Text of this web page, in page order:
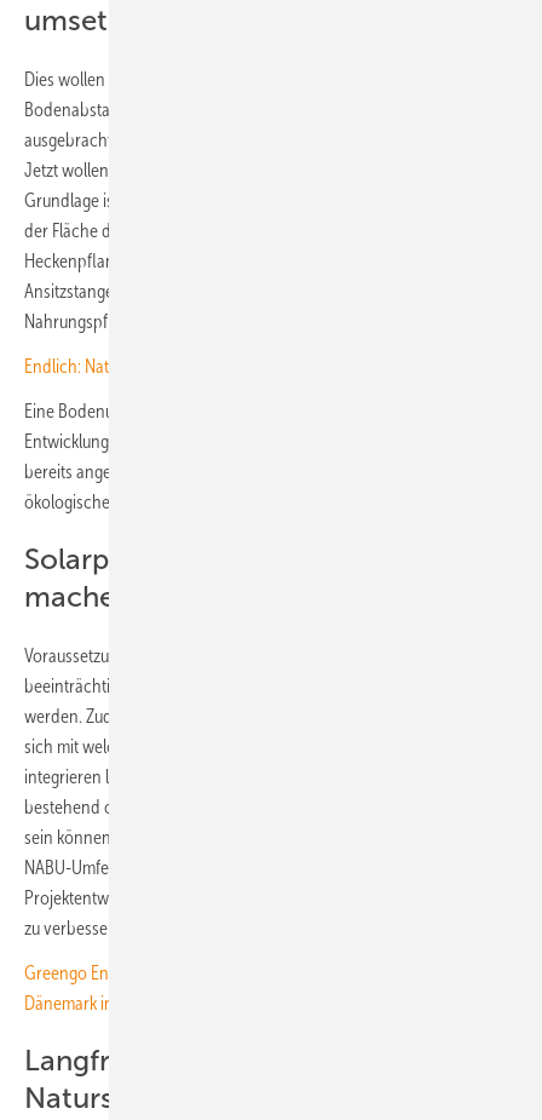
umsetzen
Dies wollen sie mit dem Projekt zeigen. So hat die Umzäunung einen
Bodenabstand für kleinere Tiere. Zudem wurde lokales Saatgut
ausgebracht und bei der Flächenpflege wird auf Herbizide verzichtet.
Jetzt wollen Naturstrom und der NABU aber noch nachbessern.
Grundlage ist die Kartierung und Erfassung von Flora und Fauna auf
der Fläche durch die NABU-Gliederung Weißwasser. Neben
Heckenpflanzungen planen NABU und Naturstrom derzeit auch
Ansitzstangen für Greifvögel und die Aussaat ansässiger
Nahrungspflanzen für heimische Insekten.
Endlich: Natur- und Klimaschutz rücken zusammen
Eine Bodenuntersuchung soll außerdem zeigen, welche
Entwicklungen vor Ort noch möglich sind. Nach einer Kartierung
bereits angesiedelter Tier- und Pflanzenarten ist die Umsetzung der
ökologischen Maßnahmen ab 2025 angesetzt.
Solarparks umweltfreundlicher
machen
Voraussetzung dabei ist, den Betrieb der Anlage nicht zu
beeinträchtigen. So sollen Verschattungen der Module vermieden
werden. Zudem erproben die Projektpartner, welche Maßnahmen
sich mit welchem Kostenaufwand in den Betrieb der Anlage
integrieren lassen. „Wir wollen zeigen, dass Solarparks – ob
bestehend oder neu errichtet – noch deutlich umweltfreundlicher
sein können, als sie es bisher sind“, erklärt Daniel Rieger. „Mit der
NABU-Umfeldberatung wollen wir künftig auch anderen
Projektentwicklern helfen, den Natur- und Artenschutz in ihren Parks
zu verbessern.“
Greengo Energy und Hofor nehmen Biodiversitätssolarpark in
Dänemark in Betrieb
Langfristige Kooperation durch
Naturschutz